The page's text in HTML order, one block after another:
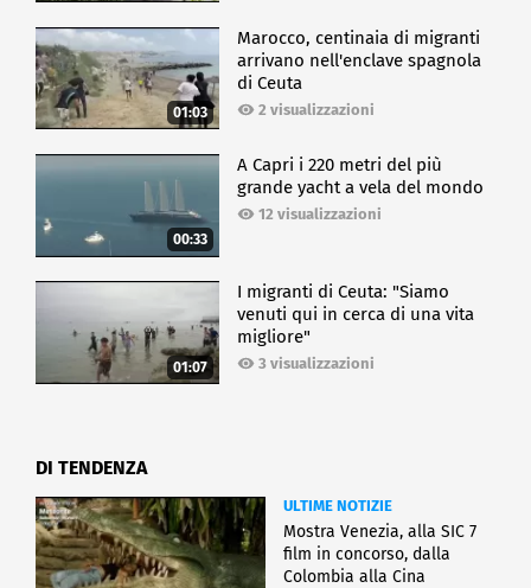
01:03
Marocco, centinaia di migranti
arrivano nell'enclave spagnola
di Ceuta
2 visualizzazioni
00:33
A Capri i 220 metri del più
grande yacht a vela del mondo
12 visualizzazioni
01:07
I migranti di Ceuta: "Siamo
venuti qui in cerca di una vita
migliore"
3 visualizzazioni
DI TENDENZA
ULTIME NOTIZIE
Mostra Venezia, alla SIC 7
film in concorso, dalla
Colombia alla Cina